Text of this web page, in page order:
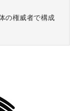
の権威者で構成